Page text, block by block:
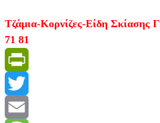
Τζάμια-Κορνίζες-Είδη Σκίασης
71 81
PrintFriendly
Twitter